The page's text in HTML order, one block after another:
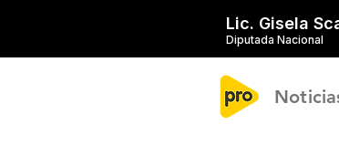
Diputada Nacional
Lic. Gisela